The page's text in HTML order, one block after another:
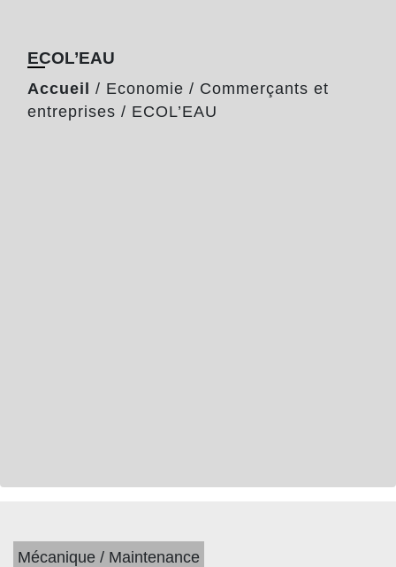
ECOL’EAU
Accueil / Economie / Commerçants et
entreprises / ECOL’EAU
Mécanique / Maintenance